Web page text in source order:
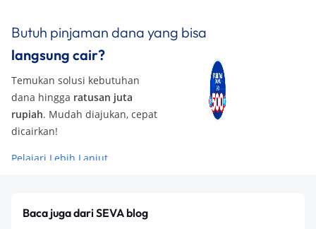
Butuh pinjaman dana yang bisa
langsung cair?
Temukan solusi kebutuhan
dana hingga ratusan juta
rupiah. Mudah diajukan, cepat
dicairkan!
Pelajari Lebih Lanjut
Baca juga dari SEVA blog